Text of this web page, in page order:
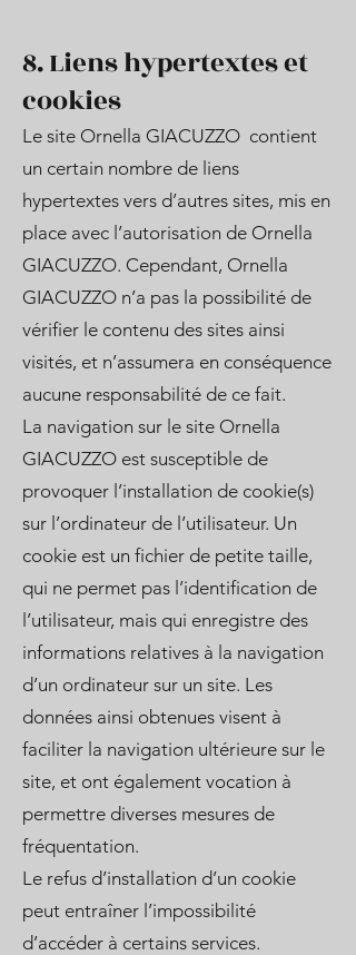
8. Liens hypertextes et
cookies
Le site Ornella GIACUZZO contient
un certain nombre de liens
hypertextes vers d’autres sites, mis en
place avec l’autorisation de Ornella
GIACUZZO. Cependant, Ornella
GIACUZZO n’a pas la possibilité de
vérifier le contenu des sites ainsi
visités, et n’assumera en conséquence
aucune responsabilité de ce fait.
La navigation sur le site Ornella
GIACUZZO est susceptible de
provoquer l’installation de cookie(s)
sur l’ordinateur de l’utilisateur. Un
cookie est un fichier de petite taille,
qui ne permet pas l’identification de
l’utilisateur, mais qui enregistre des
informations relatives à la navigation
d’un ordinateur sur un site. Les
données ainsi obtenues visent à
faciliter la navigation ultérieure sur le
site, et ont également vocation à
permettre diverses mesures de
fréquentation.
Le refus d’installation d’un cookie
peut entraîner l’impossibilité
d’accéder à certains services.